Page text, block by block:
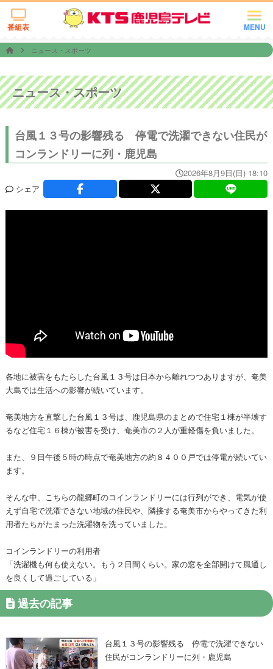
MENU
番組表
ニュース・スポーツ
ニュース・スポーツ
台風１３号の影響残る 停電で洗濯できない住民が
コンランドリーに列・鹿児島
2026年8月9日(日) 18:10
シェア
各地に被害をもたらした台風１３号は日本から離れつつありますが、奄美
大島では生活への影響が続いています。
奄美地方を直撃した台風１３号は、鹿児島県のまとめで住宅１棟が半壊す
るなど住宅１６棟が被害を受け、奄美市の２人が重軽傷を負いました。
また、９日午後５時の時点で奄美地方の約８４００戸では停電が続いてい
ます。
そんな中、こちらの龍郷町のコインランドリーには行列ができ、電気が使
えず自宅で洗濯できない地域の住民や、隣接する奄美市からやってきた利
用者たちがたまった洗濯物を洗っていました。
コインランドリーの利用者
「洗濯機も何も使えない。もう２日間くらい。家の窓を全部開けて風通し
を良くして過ごしている」
過去の記事
台風１３号の影響残る 停電で洗濯できない
住民がコンランドリーに列・鹿児島